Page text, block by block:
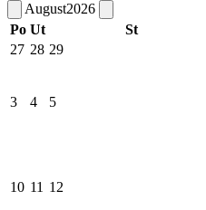
August2026
Po Ut St
27 28 29
3 4 5
10 11 12